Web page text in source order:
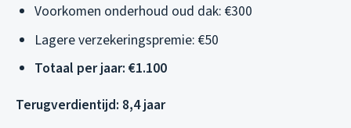
Voorkomen onderhoud oud dak: €300
Lagere verzekeringspremie: €50
Totaal per jaar: €1.100
Terugverdientijd: 8,4 jaar